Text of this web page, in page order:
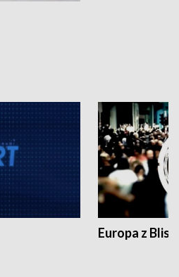
Europa z